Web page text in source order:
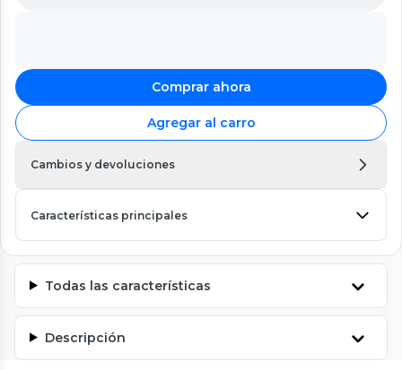
Comprar ahora
Agregar al carro
Cambios y devoluciones
Características principales
Todas las características
Descripción